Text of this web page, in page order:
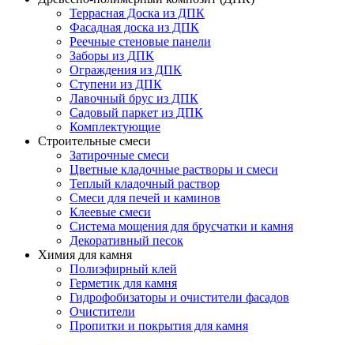
Террасная Доска из ДПК
Фасадная доска из ДПК
Реечные стеновые панели
Заборы из ДПК
Ограждения из ДПК
Ступени из ДПК
Лавочный брус из ДПК
Садовый паркет из ДПК
Комплектующие
Строительные смеси
Затирочные смеси
Цветные кладочные растворы и смеси
Теплый кладочный раствор
Смеси для печей и каминов
Клеевые смеси
Система мощения для брусчатки и камня
Декоративный песок
Химия для камня
Полиэфирный клей
Герметик для камня
Гидрофобизаторы и очистители фасадов
Очистители
Пропитки и покрытия для камня